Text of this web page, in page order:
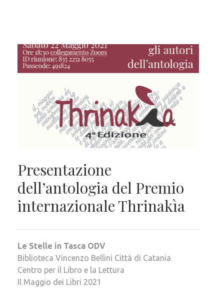
Presentazione
dell’antologia del Premio
internazionale Thrinakìa
Le Stelle in Tasca ODV
Biblioteca Vincenzo Bellini Città di Catania
Centro per il Libro e la Lettura
Il Maggio dei Libri 2021